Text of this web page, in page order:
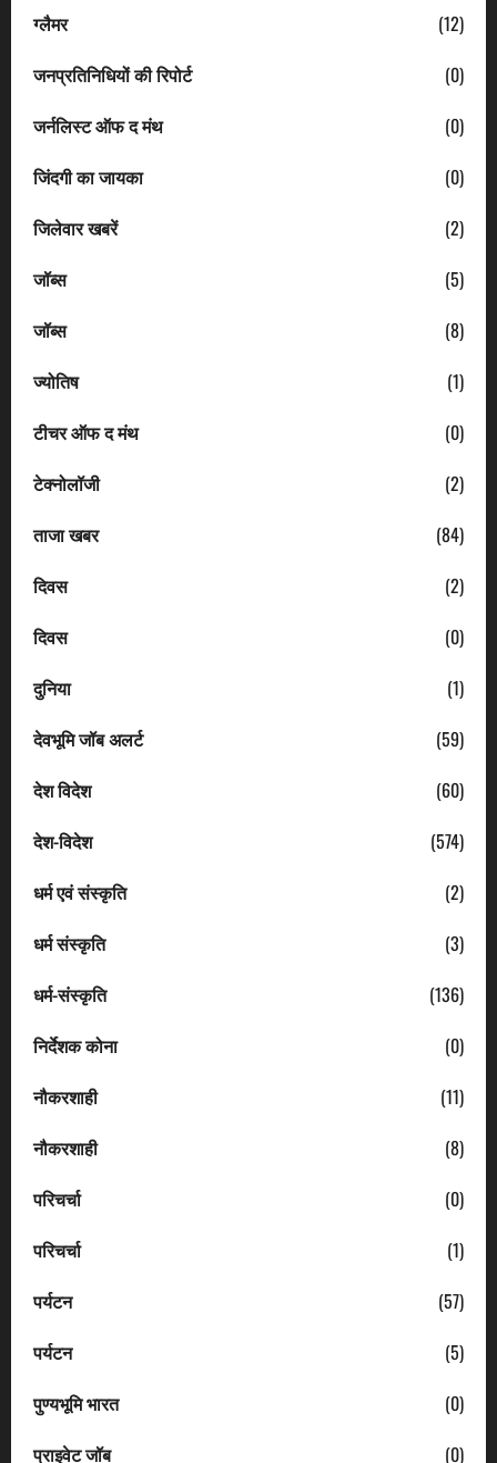
ग्लैमर
(12)
जनप्रतिनिधियों की रिपोर्ट
(0)
जर्नलिस्ट ऑफ द मंथ
(0)
जिंदगी का जायका
(0)
जिलेवार खबरें
(2)
जॉब्स
(5)
जॉब्स
(8)
ज्योतिष
(1)
टीचर ऑफ द मंथ
(0)
टेक्नोलॉजी
(2)
ताजा खबर
(84)
दिवस
(2)
दिवस
(0)
दुनिया
(1)
देवभूमि जॉब अलर्ट
(59)
देश विदेश
(60)
देश-विदेश
(574)
धर्म एवं संस्कृति
(2)
धर्म संस्कृति
(3)
धर्म-संस्कृति
(136)
निर्देशक कोना
(0)
नौकरशाही
(11)
नौकरशाही
(8)
परिचर्चा
(0)
परिचर्चा
(1)
पर्यटन
(57)
पर्यटन
(5)
पुण्यभूमि भारत
(0)
प्राइवेट जॉब
(0)